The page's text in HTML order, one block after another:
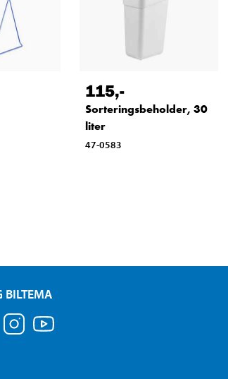
115,-
Sorteringsbeholder, 30
liter
47-0583
BILTEMA